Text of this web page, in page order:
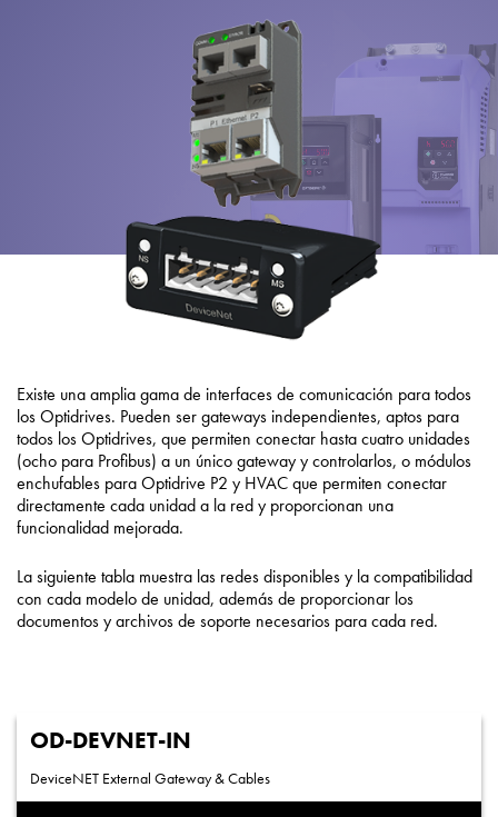
Existe una amplia gama de interfaces de comunicación para todos
los Optidrives. Pueden ser gateways independientes, aptos para
todos los Optidrives, que permiten conectar hasta cuatro unidades
(ocho para Profibus) a un único gateway y controlarlos, o módulos
enchufables para Optidrive P2 y HVAC que permiten conectar
directamente cada unidad a la red y proporcionan una
funcionalidad mejorada.
La siguiente tabla muestra las redes disponibles y la compatibilidad
con cada modelo de unidad, además de proporcionar los
documentos y archivos de soporte necesarios para cada red.
OD-DEVNET-IN
DeviceNET External Gateway & Cables